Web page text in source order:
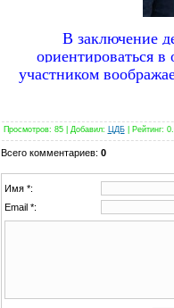
В заключение
ориентироваться
участником
Просмотров: 85 | Добавил: ЦДБ| Рейтинг:
Всего комментариев: 0
Имя *:
Email *: